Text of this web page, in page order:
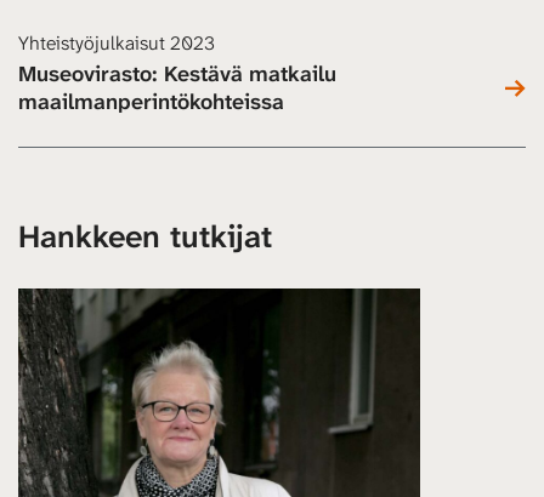
Yhteistyöjulkaisut 2023
Museovirasto: Kestävä matkailu
maailmanperintökohteissa
Hankkeen tutkijat